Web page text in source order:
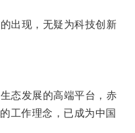
出现，无疑为科技创新
态发展的高端平台，赤
工作理念，已成为中国